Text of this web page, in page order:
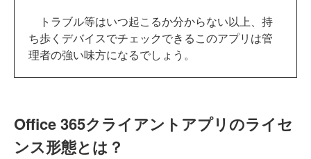
トラブル等はいつ起こるか分からない以上、持
ち歩くデバイスでチェックできるこのアプリは管
理者の強い味方になるでしょう。
Office 365クライアントアプリのライセ
ンス形態とは？